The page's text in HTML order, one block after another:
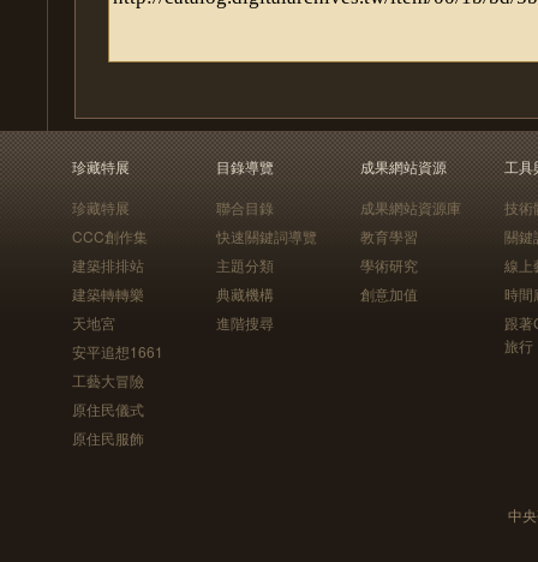
珍藏特展
珍藏特展
CCC創作集
建築排排站
建築轉轉樂
天地宮
安平追想1661
工藝大冒險
原住民儀式
原住民服飾
目錄導覽
聯合目錄
快速關鍵詞導覽
主題分類
典藏機構
進階搜尋
成果網站資源
成果網站資源庫
教育學習
學術研究
創意加值
工具
技術
關鍵
線上
時間
跟
旅行
中